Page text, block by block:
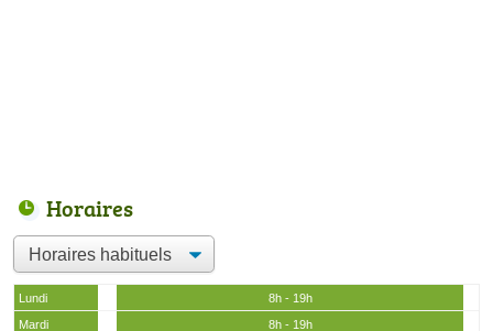
Horaires
Lundi
8h - 19h
Mardi
8h - 19h